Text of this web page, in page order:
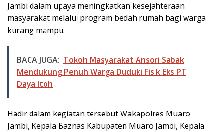
Jambi dalam upaya meningkatkan kesejahteraan
masyarakat melalui program bedah rumah bagi warga
kurang mampu.
BACA JUGA: Tokoh Masyarakat Ansori Sabak
Mendukung Penuh Warga Duduki Fisik Eks PT
Daya Itoh
Hadir dalam kegiatan tersebut Wakapolres Muaro
Jambi, Kepala Baznas Kabupaten Muaro Jambi, Kepala